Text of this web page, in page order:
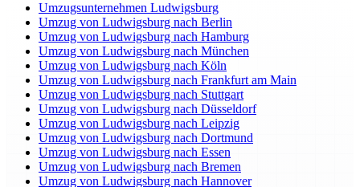
Umzugsunternehmen Ludwigsburg
Umzug von Ludwigsburg nach Berlin
Umzug von Ludwigsburg nach Hamburg
Umzug von Ludwigsburg nach München
Umzug von Ludwigsburg nach Köln
Umzug von Ludwigsburg nach Frankfurt am Main
Umzug von Ludwigsburg nach Stuttgart
Umzug von Ludwigsburg nach Düsseldorf
Umzug von Ludwigsburg nach Leipzig
Umzug von Ludwigsburg nach Dortmund
Umzug von Ludwigsburg nach Essen
Umzug von Ludwigsburg nach Bremen
Umzug von Ludwigsburg nach Hannover